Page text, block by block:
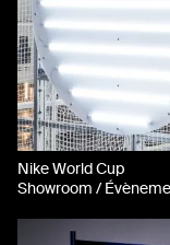
Nike World Cup
Showroom /